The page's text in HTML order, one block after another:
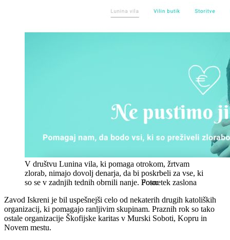
V društvu Lunina vila, ki pomaga otrokom, žrtvam
zlorab, nimajo dovolj denarja, da bi poskrbeli za vse, ki
so se v zadnjih tednih obrnili nanje. Posnetek zaslona
Zavod Iskreni je bil uspešnejši celo od nekaterih drugih katoliških
organizacij, ki pomagajo ranljivim skupinam. Praznih rok so tako
ostale organizacije Škofijske karitas v Murski Soboti, Kopru in
Novem mestu.